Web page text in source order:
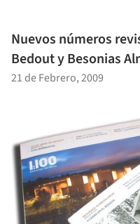
Nuevos números
Bedout y Besonias
21 de Febrero, 2009